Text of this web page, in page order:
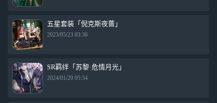
五星套装「倪克斯夜蔷」
2023/05/23 03:36
SR羁绊「苏黎·危情月光」
2024/01/29 05:54